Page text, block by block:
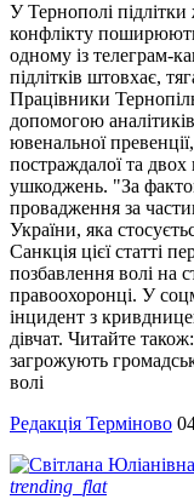
У Тернополі
конфлікту
одному із телеграм-
підлітків штовхає,
Працівники
допомогою
ювенальної
постраждалої та двох
ушкоджень. "За
провадження за
України, яка
Санкція цієї статті
позбавлення волі на
правоохоронці. У
інцидент з
дівчат. Читайте
загрожують
волі
Редакція Терміново
trending_flat